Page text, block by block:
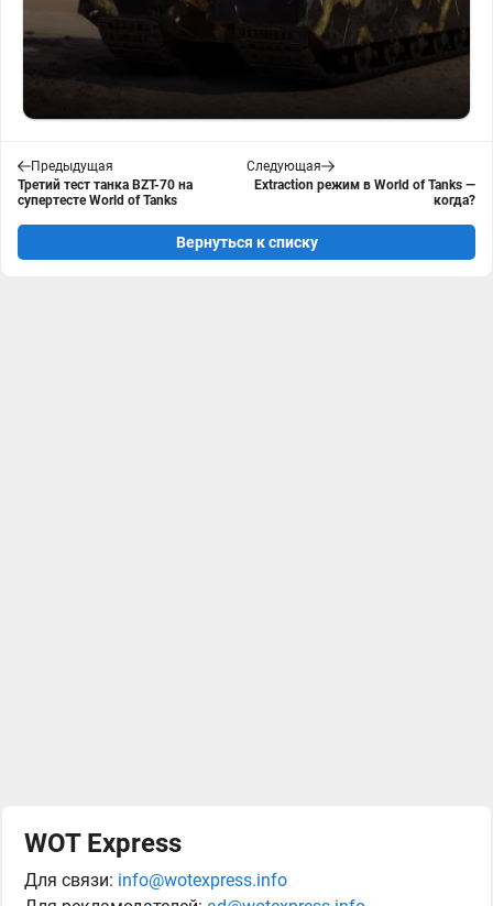
Предыдущая
Третий тест танка BZT-70 на
супертесте World of Tanks
Следующая
Extraction режим в World of Tanks —
когда?
Вернуться к списку
WOT Express
Для связи: info@wotexpress.info